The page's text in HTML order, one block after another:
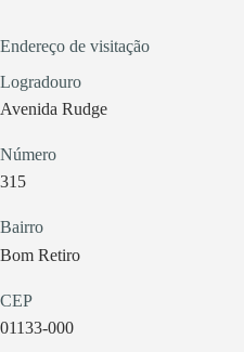
Endereço de visitação
Logradouro
Avenida Rudge
Número
315
Bairro
Bom Retiro
CEP
01133-000